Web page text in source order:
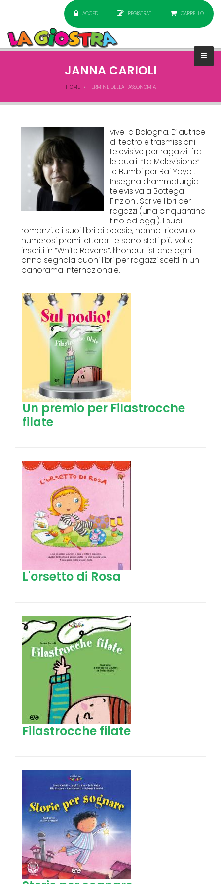
ACCEDI REGISTRATI CARRELLO
JANNA CARIOLI
HOME TERMINE DELLA TASSONOMIA
vive a Bologna. E’ autrice
di teatro e trasmissioni
televisive per ragazzi fra
le quali “La Melevisione”
e Bumbi per Rai Yoyo .
Insegna drammaturgia
televisiva a Bottega
Finzioni. Scrive libri per
ragazzi (una cinquantina
fino ad oggi). I suoi
romanzi, e i suoi libri di poesie, hanno ricevuto
numerosi premi letterari e sono stati più volte
inseriti in “White Ravens”, l’honour list che ogni
anno segnala buoni libri per ragazzi scelti in un
panorama internazionale.
Un premio per Filastrocche
filate
L'orsetto di Rosa
Filastrocche filate